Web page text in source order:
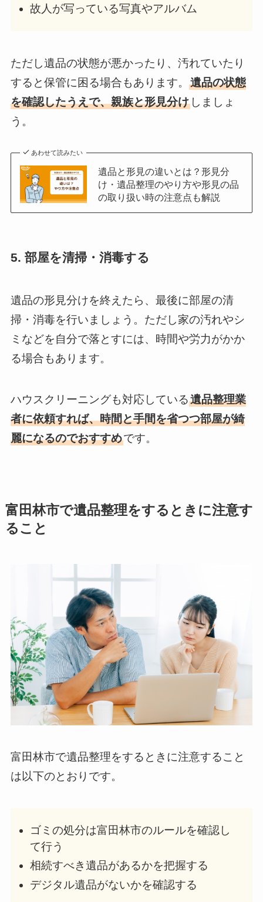
故人が写っている写真やアルバム
ただし遺品の状態が悪かったり、汚れていたり
すると保管に困る場合もあります。 遺品の状態
を確認したうえで、親族と形見分けしましょ
う。
あわせて読みたい
遺品と形見の違いとは？形見分
け・遺品整理のやり方や形見の品
の取り扱い時の注意点も解説
5. 部屋を清掃・消毒する
遺品の形見分けを終えたら、最後に部屋の清
掃・消毒を行いましょう。ただし家の汚れやシ
ミなどを自分で落とすには、時間や労力がかか
る場合もあります。
ハウスクリーニングも対応している遺品整理業
者に依頼すれば、時間と手間を省つつ部屋が綺
麗になるのでおすすめです。
富田林市で遺品整理をするときに注意す
ること
富田林市で遺品整理をするときに注意すること
は以下のとおりです。
ゴミの処分は富田林市のルールを確認し
て行う
相続すべき遺品があるかを把握する
デジタル遺品がないかを確認する